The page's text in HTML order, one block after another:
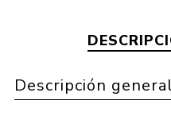
Descripción general